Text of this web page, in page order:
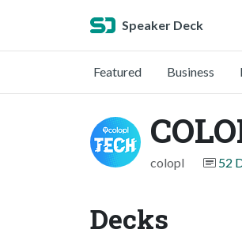
Speaker Deck
Featured Business
colopl 52
Decks